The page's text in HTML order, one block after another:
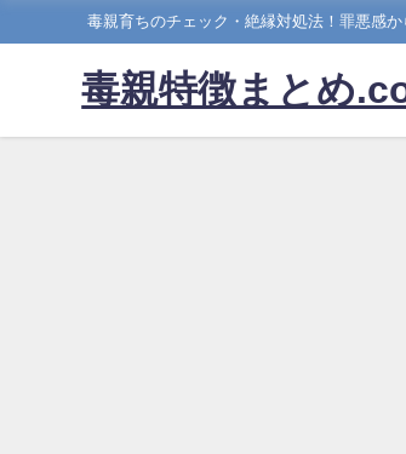
毒親育ちのチェック・絶縁対処法！罪悪感
毒親特徴まとめ